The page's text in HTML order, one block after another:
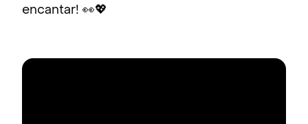
encantar! 👀💖